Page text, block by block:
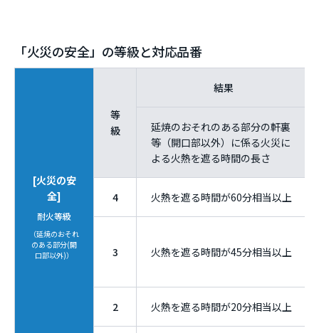
「火災の安全」の等級と対応品番
[火災の安
全]
耐火等級
（延焼のおそれ
のある部分(開
口部以外)）
等
級
結果
延焼のおそれのある部分の軒裏
等（開口部以外）に係る火災に
よる火熱を遮る時間の長さ
4 火熱を遮る時間が60分相当以上
3 火熱を遮る時間が45分相当以上
2 火熱を遮る時間が20分相当以上